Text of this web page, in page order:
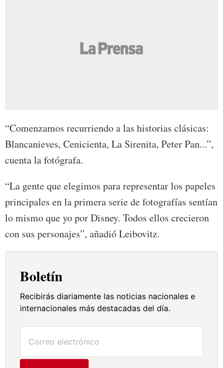
“Comenzamos recurriendo a las historias clásicas:
Blancanieves, Cenicienta, La Sirenita, Peter Pan...”,
cuenta la fotógrafa.
“La gente que elegimos para representar los papeles
principales en la primera serie de fotografías sentían
lo mismo que yo por Disney. Todos ellos crecieron
con sus personajes”, añadió Leibovitz.
Boletín
Recibirás diariamente las noticias nacionales e
internacionales más destacadas del día.